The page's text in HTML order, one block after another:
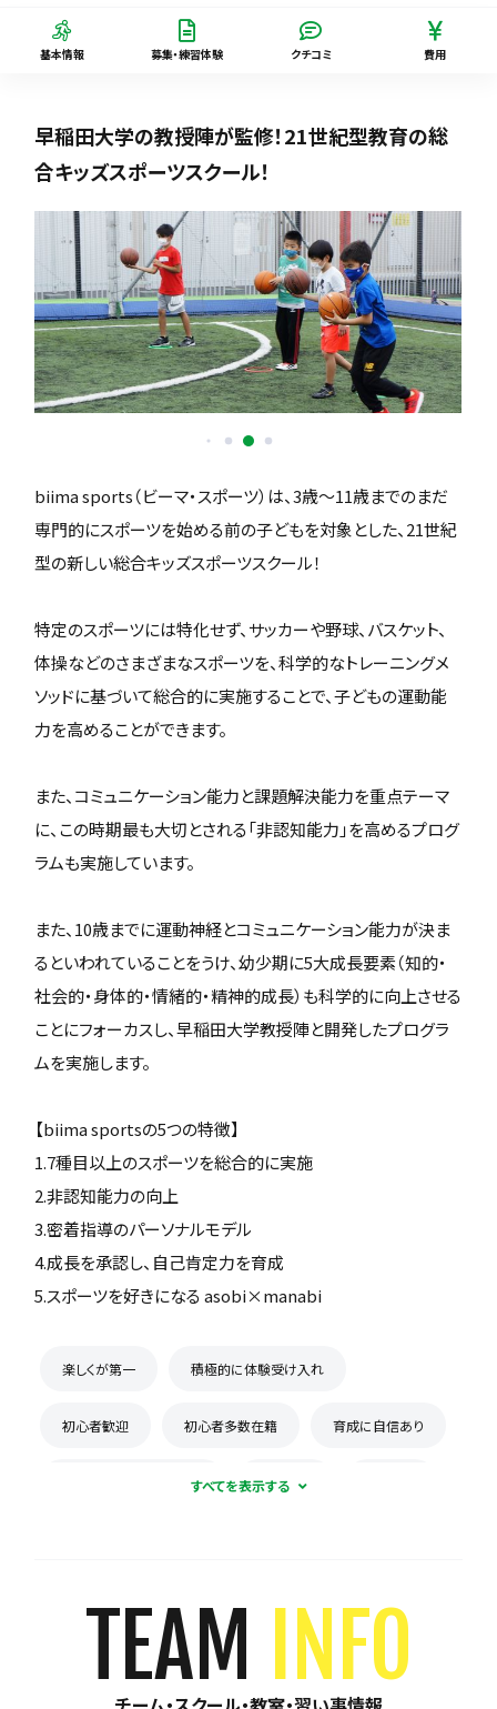
基本情報 募集・練習体験 クチコミ 費用
早稲田大学の教授陣が監修！21世紀型教育の総
合キッズスポーツスクール！
biima sports（ビーマ・スポーツ）は、3歳〜11歳までのまだ
専門的にスポーツを始める前の子どもを対象とした、21世紀
型の新しい総合キッズスポーツスクール！
特定のスポーツには特化せず、サッカーや野球、バスケット、
体操などのさまざまなスポーツを、科学的なトレーニングメ
ソッドに基づいて総合的に実施することで、子どもの運動能
力を高めることができます。
また、コミュニケーション能力と課題解決能力を重点テーマ
に、この時期最も大切とされる「非認知能力」を高めるプログ
ラムも実施しています。
また、10歳までに運動神経とコミュニケーション能力が決ま
るといわれていることをうけ、幼少期に5大成長要素（知的・
社会的・身体的・情緒的・精神的成長）も科学的に向上させる
ことにフォーカスし、早稲田大学教授陣と開発したプログラ
ムを実施します。
【biima sportsの5つの特徴】
1.7種目以上のスポーツを総合的に実施
2.非認知能力の向上
3.密着指導のパーソナルモデル
4.成長を承認し、自己肯定力を育成
5.スポーツを好きになる asobi×manabi
楽しくが第一 積極的に体験受け入れ
初心者歓迎 初心者多数在籍 育成に自信あり
コーチとの距離感が近い 少数精鋭
初回購入品あり 保護者の当番なし
TEAM INFO